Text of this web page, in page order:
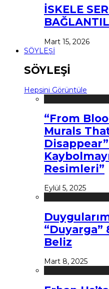
İSKELE
Mart 15, 2026
SÖYLEŞİ
SÖYLEŞİ
Hepsini Görüntüle
“From
Murals
Resimleri”
Eylül 5, 2025
“Duyarga”
Beliz
Mart 8, 2025